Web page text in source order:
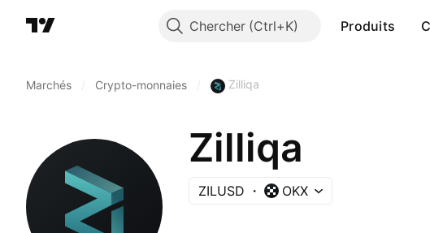
Chercher Produits
Marchés Crypto-monnaies Zilliqa
Zilliqa
ZILUSD OKX